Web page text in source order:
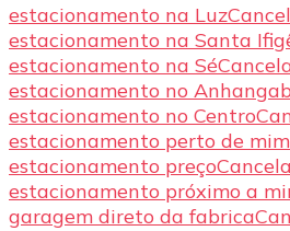
estacionamento na Luz
estacionamento na Santa
estacionamento na Sé
estacionamento no
estacionamento no Centro
estacionamento perto de mim
estacionamento preço
estacionamento próximo a
garagem direto da fabrica